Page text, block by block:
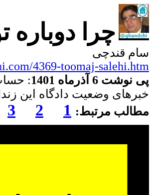
چرا
سام قندچی
4369-toomaj-salehi.htm
پی نوشت 6 آذرماه 1401
:
خبرهای وضعیت دادگاه این
مطالب مرتبط: 1
2
3